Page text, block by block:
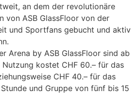
an dem der revolutionäre
von ASB GlassFloor von der
und Sportfans gebucht und aktiv
Arena by ASB GlassFloor sind ab
kostet CHF 60.– für das
CHF 40.– für das
und Gruppe von fünf bis 15